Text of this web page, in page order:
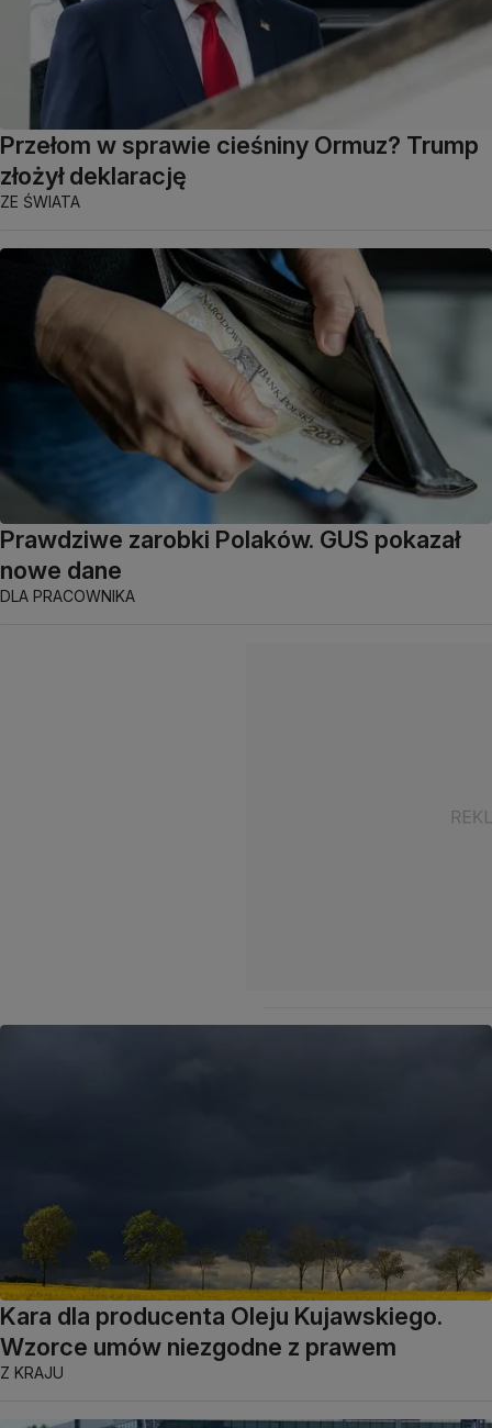
Przełom w sprawie cieśniny Ormuz? Trump
złożył deklarację
ZE ŚWIATA
Prawdziwe zarobki Polaków. GUS pokazał
nowe dane
DLA PRACOWNIKA
Kara dla producenta Oleju Kujawskiego.
Wzorce umów niezgodne z prawem
Z KRAJU